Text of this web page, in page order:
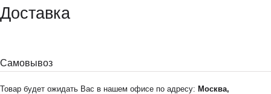
Доставка
Самовывоз
Товар будет ожидать Вас в нашем офисе по адресу: Москва,